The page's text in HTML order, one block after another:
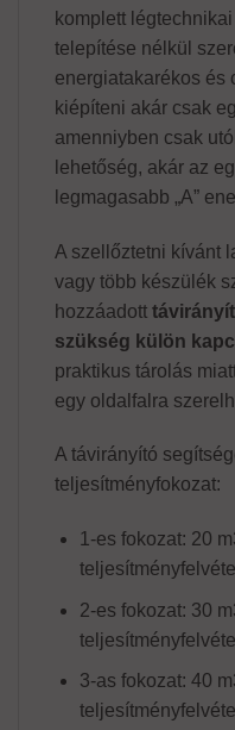
komplett
telepítése nélkül
energiatakarékos és
kiépíteni akár csak
amenniyben csak
lehetőség, akár az
legmagasabb „A”
A szellőztetni kívánt
vagy több készülék
hozzáadott
szükség külön
praktikus tárolás
egy oldalfalra
A távirányító
teljesítményfokozat:
1-es fokozat: 20
2-es fokozat: 30
3-as fokozat: 40